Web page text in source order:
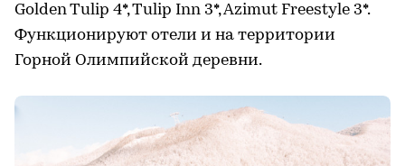
Golden Tulip 4*, Tulip Inn 3*, Azimut Freestyle 3*.
Функционируют отели и на территории
Горной Олимпийской деревни.